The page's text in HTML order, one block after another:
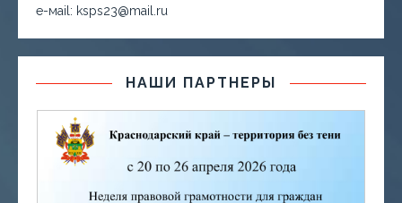
е-маil: ksps23@mail.ru
НАШИ ПАРТНЕРЫ